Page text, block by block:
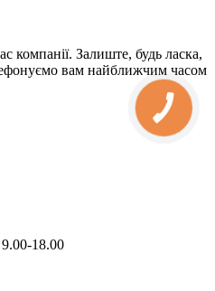
компанії. Залиште, будь ласка,
вам найближчим часом
18.00